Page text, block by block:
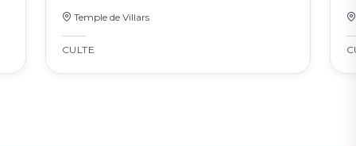
Temple de Villars
CULTE